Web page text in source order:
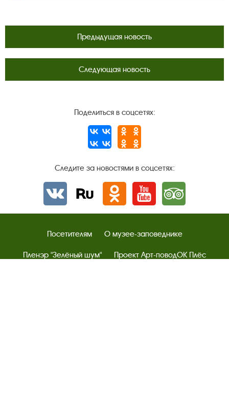
Предыдущая новость
Следующая новость
Поделиться в соцсетях:
Следите за новостями в соцсетях:
Вконтактеrutube Одноклассники
YouTube Трипадвизор
Посетителям О музее-заповеднике
Пленэр "Зелёный шум" Проект Арт-поводОК Плёс